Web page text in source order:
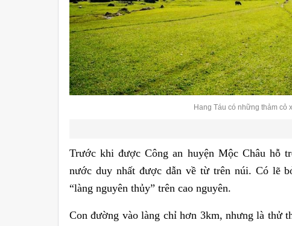
Hang Táu có những thảm cỏ
Trước khi được Công an huyện Mộc Châu hỗ
nước duy nhất được dẫn về từ trên núi. Có lẽ
“làng nguyên thủy” trên cao nguyên.
Con đường vào làng chỉ hơn 3km, nhưng là thử